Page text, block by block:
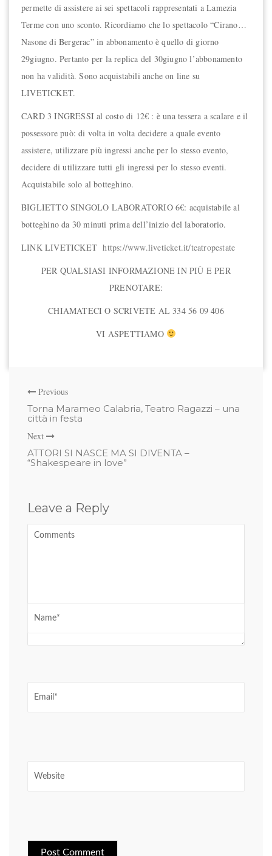
permette di assistere ai sei spettacoli rappresentati a Lamezia
Terme con uno sconto. Ricordiamo che lo spettacolo “Cirano…
Nasone di Bergerac” in abbonamento è quello di giorno
29giugno. Pertanto per la replica del 30giugno l’abbonamento
non ha validità. Sono acquistabili anche on line su
LIVETICKET.
CARD 3 INGRESSI al costo di 12€ : è una tessera a scalare e il
possessore può: di volta in volta decidere a quale evento
assistere, utilizzare più ingressi anche per lo stesso evento,
decidere di utilizzare tutti gli ingressi per lo stesso eventi.
Acquistabile solo al botteghino.
BIGLIETTO SINGOLO LABORATORIO 6€: acquistabile al
botteghino da 30 minuti prima dell’inizio del laboratorio.
LINK LIVETICKEThttps://www.liveticket.it/teatropestate
PER QUALSIASI INFORMAZIONE IN PIÙ E PER
PRENOTARE:
CHIAMATECI O SCRIVETE AL 334 56 09 406
VI ASPETTIAMO
Previous
Torna Marameo Calabria, Teatro Ragazzi – una
città in festa
Next
ATTORI SI NASCE MA SI DIVENTA –
“Shakespeare in love”
Leave a Reply